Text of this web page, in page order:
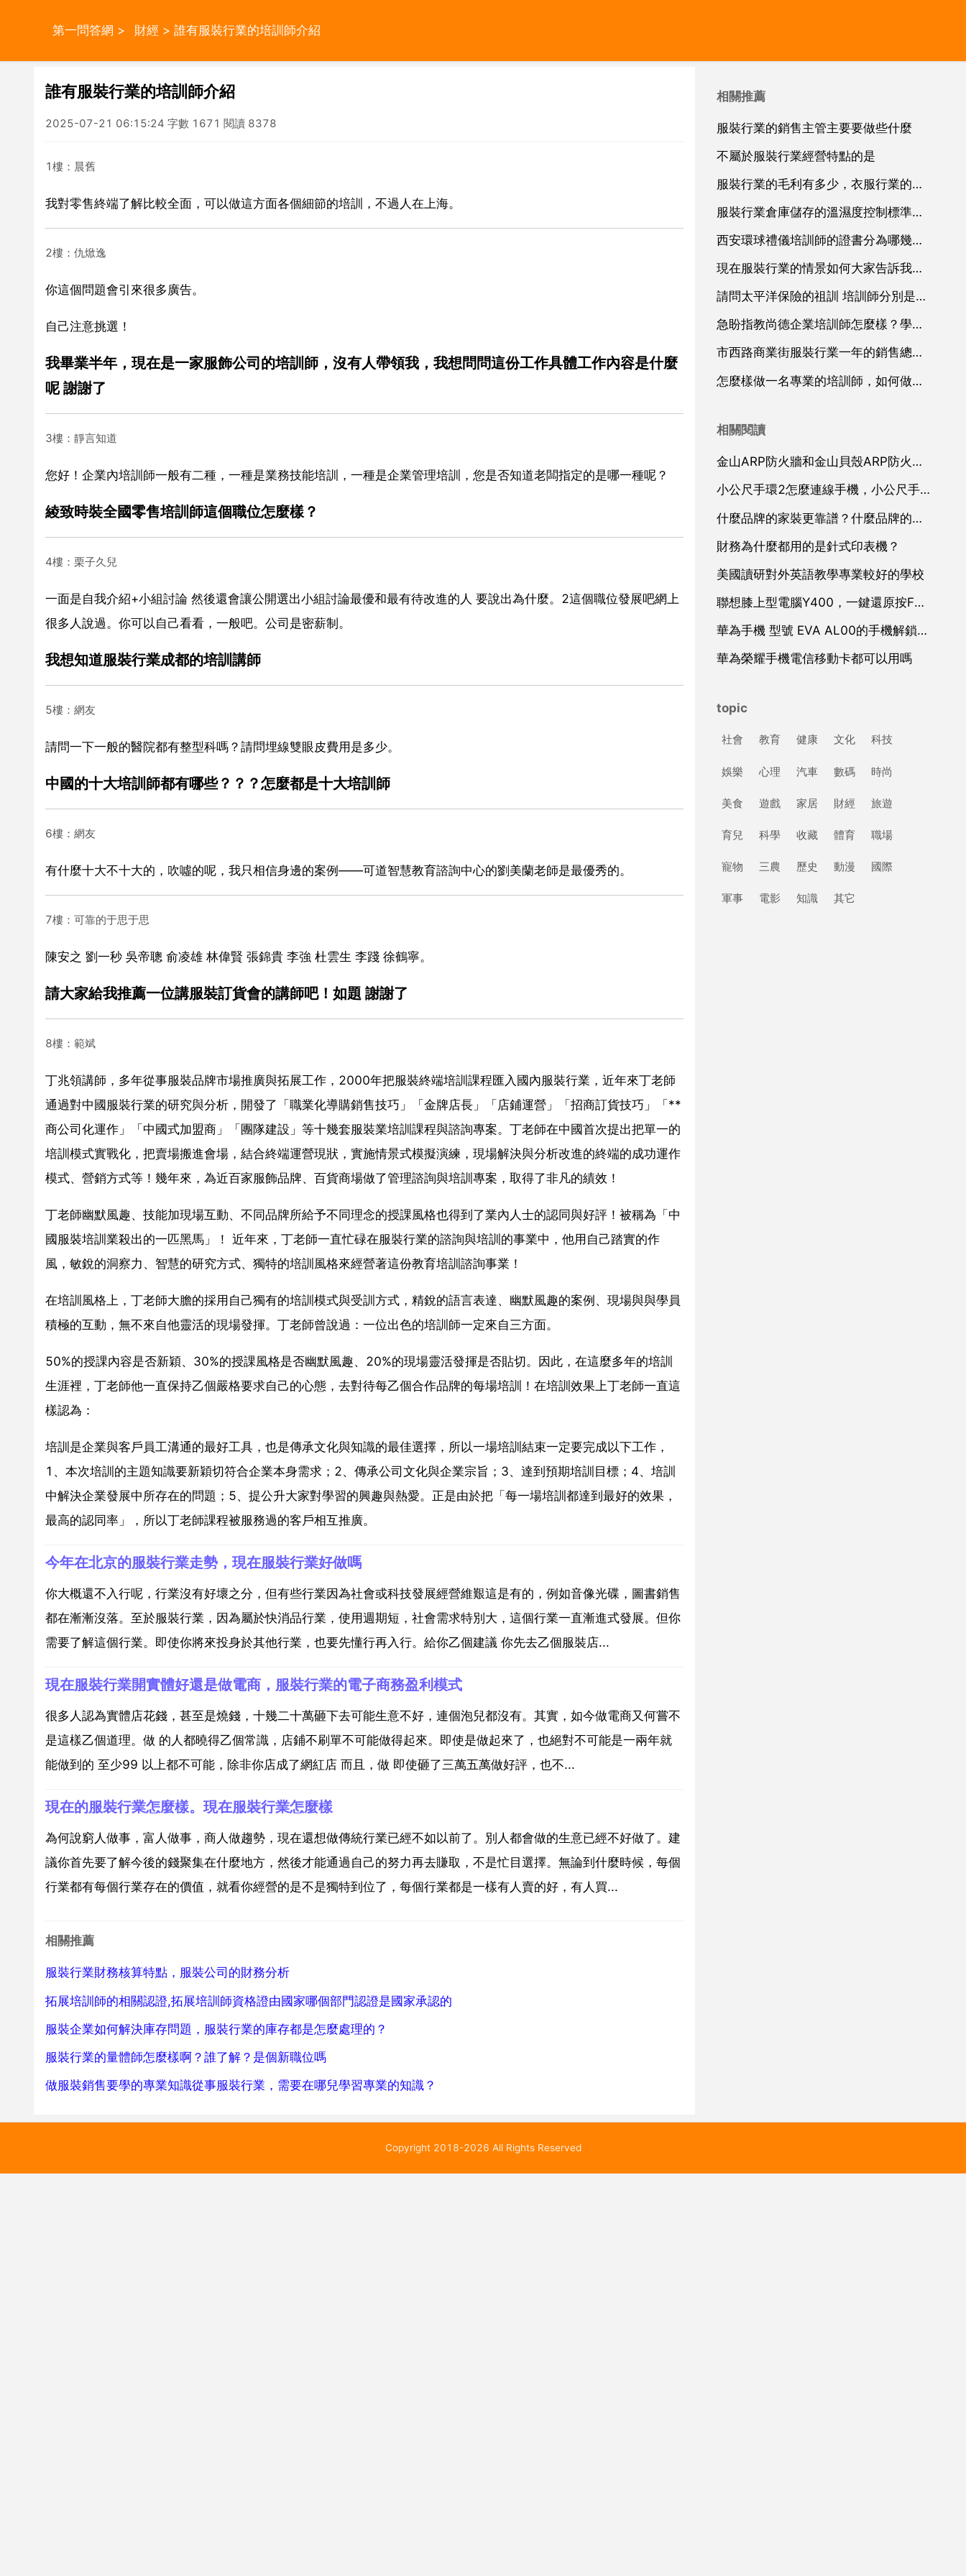
第一問答網 > 財經 > 誰有服裝行業的培訓師介紹
誰有服裝行業的培訓師介紹
2025-07-21 06:15:24 字數 1671 閱讀 8378
1樓：晨舊
我對零售終端了解比較全面，可以做這方面各個細節的培訓，不過人在上海。
2樓：仇焮逸
你這個問題會引來很多廣告。
自己注意挑選！
我畢業半年，現在是一家服飾公司的培訓師，沒有人帶領我，我想問問這份工作具體工作內容是什麼
呢 謝謝了
3樓：靜言知道
您好！企業內培訓師一般有二種，一種是業務技能培訓，一種是企業管理培訓，您是否知道老闆指定的是哪一種呢？
綾致時裝全國零售培訓師這個職位怎麼樣？
4樓：栗子久兒
一面是自我介紹+小組討論 然後還會讓公開選出小組討論最優和最有待改進的人 要說出為什麼。2這個職位發展吧網上
很多人說過。你可以自己看看，一般吧。公司是密薪制。
我想知道服裝行業成都的培訓講師
5樓：網友
請問一下一般的醫院都有整型科嗎？請問埋線雙眼皮費用是多少。
中國的十大培訓師都有哪些？？？怎麼都是十大培訓師
6樓：網友
有什麼十大不十大的，吹噓的呢，我只相信身邊的案例——可道智慧教育諮詢中心的劉美蘭老師是最優秀的。
7樓：可靠的于思于思
陳安之 劉一秒 吳帝聰 俞凌雄 林偉賢 張錦貴 李強 杜雲生 李踐 徐鶴寧。
請大家給我推薦一位講服裝訂貨會的講師吧！如題 謝謝了
8樓：範斌
丁兆領講師，多年從事服裝品牌市場推廣與拓展工作，2000年把服裝終端培訓課程匯入國內服裝行業，近年來丁老師
通過對中國服裝行業的研究與分析，開發了「職業化導購銷售技巧」「金牌店長」「店鋪運營」「招商訂貨技巧」「**
商公司化運作」「中國式加盟商」「團隊建設」等十幾套服裝業培訓課程與諮詢專案。丁老師在中國首次提出把單一的
培訓模式實戰化，把賣場搬進會場，結合終端運營現狀，實施情景式模擬演練，現場解決與分析改進的終端的成功運作
模式、營銷方式等！幾年來，為近百家服飾品牌、百貨商場做了管理諮詢與培訓專案，取得了非凡的績效！
丁老師幽默風趣、技能加現場互動、不同品牌所給予不同理念的授課風格也得到了業內人士的認同與好評！被稱為「中
國服裝培訓業殺出的一匹黑馬」！ 近年來，丁老師一直忙碌在服裝行業的諮詢與培訓的事業中，他用自己踏實的作
風，敏銳的洞察力、智慧的研究方式、獨特的培訓風格來經營著這份教育培訓諮詢事業！
在培訓風格上，丁老師大膽的採用自己獨有的培訓模式與受訓方式，精銳的語言表達、幽默風趣的案例、現場與與學員
積極的互動，無不來自他靈活的現場發揮。丁老師曾說過：一位出色的培訓師一定來自三方面。
50%的授課內容是否新穎、30%的授課風格是否幽默風趣、20%的現場靈活發揮是否貼切。因此，在這麼多年的培訓
生涯裡，丁老師他一直保持乙個嚴格要求自己的心態，去對待每乙個合作品牌的每場培訓！在培訓效果上丁老師一直這
樣認為：
培訓是企業與客戶員工溝通的最好工具，也是傳承文化與知識的最佳選擇，所以一場培訓結束一定要完成以下工作，
1、本次培訓的主題知識要新穎切符合企業本身需求；2、傳承公司文化與企業宗旨；3、達到預期培訓目標；4、培訓
中解決企業發展中所存在的問題；5、提公升大家對學習的興趣與熱愛。正是由於把「每一場培訓都達到最好的效果，
最高的認同率」，所以丁老師課程被服務過的客戶相互推廣。
今年在北京的服裝行業走勢，現在服裝行業好做嗎
你大概還不入行呢，行業沒有好壞之分，但有些行業因為社會或科技發展經營維艱這是有的，例如音像光碟，圖書銷售
都在漸漸沒落。至於服裝行業，因為屬於快消品行業，使用週期短，社會需求特別大，這個行業一直漸進式發展。但你
需要了解這個行業。即使你將來投身於其他行業，也要先懂行再入行。給你乙個建議 你先去乙個服裝店...
現在服裝行業開實體好還是做電商，服裝行業的電子商務盈利模式
很多人認為實體店花錢，甚至是燒錢，十幾二十萬砸下去可能生意不好，連個泡兒都沒有。其實，如今做電商又何嘗不
是這樣乙個道理。做 的人都曉得乙個常識，店鋪不刷單不可能做得起來。即使是做起來了，也絕對不可能是一兩年就
能做到的 至少99 以上都不可能，除非你店成了網紅店 而且，做 即使砸了三萬五萬做好評，也不...
現在的服裝行業怎麼樣。現在服裝行業怎麼樣
為何說窮人做事，富人做事，商人做趨勢，現在還想做傳統行業已經不如以前了。別人都會做的生意已經不好做了。建
議你首先要了解今後的錢聚集在什麼地方，然後才能通過自己的努力再去賺取，不是忙目選擇。無論到什麼時候，每個
行業都有每個行業存在的價值，就看你經營的是不是獨特到位了，每個行業都是一樣有人賣的好，有人買...
相關推薦
服裝行業財務核算特點，服裝公司的財務分析
拓展培訓師的相關認證,拓展培訓師資格證由國家哪個部門認證是國家承認的
服裝企業如何解決庫存問題，服裝行業的庫存都是怎麼處理的？
服裝行業的量體師怎麼樣啊？誰了解？是個新職位嗎
做服裝銷售要學的專業知識從事服裝行業，需要在哪兒學習專業的知識？
相關推薦
服裝行業的銷售主管主要要做些什麼
不屬於服裝行業經營特點的是
服裝行業的毛利有多少，衣服行業的利潤一般是多少
服裝行業倉庫儲存的溫濕度控制標準範圍應該是多少
西安環球禮儀培訓師的證書分為哪幾類？哪些證書是被行業認可的？哪些證書含金量更高
現在服裝行業的情景如何大家告訴我下拜託了各位謝謝
請問太平洋保險的祖訓 培訓師分別是幹啥的？面試時有哪些要求會問些什麼樣的問題
急盼指教尚德企業培訓師怎麼樣？學過的麻煩給介紹下唄
市西路商業街服裝行業一年的銷售總額約是多少
怎麼樣做一名專業的培訓師，如何做好乙個優秀的培訓師
相關閱讀
金山ARP防火牆和金山貝殼ARP防火牆有什麼區別？用哪個效果比較好？
小公尺手環2怎麼連線手機，小公尺手環怎麼連線手機
什麼品牌的家裝更靠譜？什麼品牌的家裝水泥好？
財務為什麼都用的是針式印表機？
美國讀研對外英語教學專業較好的學校
聯想膝上型電腦Y400，一鍵還原按F幾？
華為手機 型號 EVA AL00的手機解鎖要怎麼解
華為榮耀手機電信移動卡都可以用嗎
topic
社會 教育 健康 文化 科技
娛樂 心理 汽車 數碼 時尚
美食 遊戲 家居 財經 旅遊
育兒 科學 收藏 體育 職場
寵物 三農 歷史 動漫 國際
軍事 電影 知識 其它
Copyright 2018-2026 All Rights Reserved